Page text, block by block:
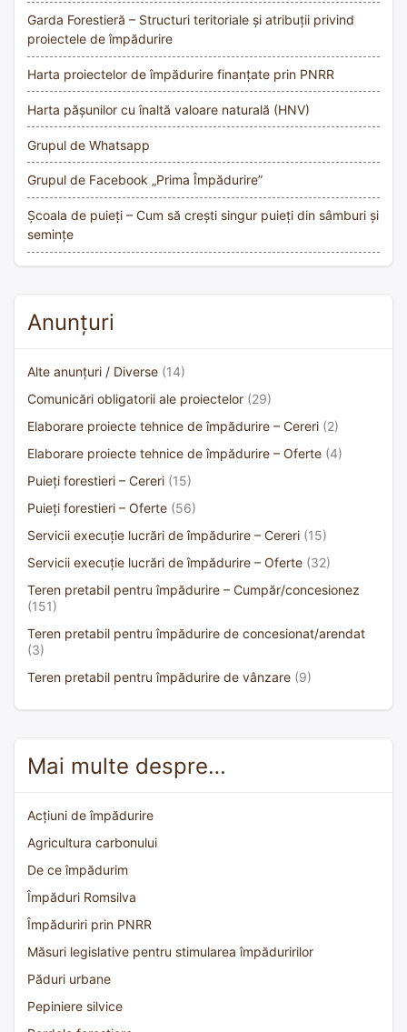
Garda Forestieră – Structuri teritoriale și atribuții privind
proiectele de împădurire
Harta proiectelor de împădurire finanțate prin PNRR
Harta pășunilor cu înaltă valoare naturală (HNV)
Grupul de Whatsapp
Grupul de Facebook „Prima Împădurire”
Școala de puieți – Cum să crești singur puieți din sâmburi și
semințe
Anunțuri
Alte anunțuri / Diverse (14)
Comunicări obligatorii ale proiectelor (29)
Elaborare proiecte tehnice de împădurire – Cereri (2)
Elaborare proiecte tehnice de împădurire – Oferte (4)
Puieți forestieri – Cereri (15)
Puieți forestieri – Oferte (56)
Servicii execuție lucrări de împădurire – Cereri (15)
Servicii execuție lucrări de împădurire – Oferte (32)
Teren pretabil pentru împădurire – Cumpăr/concesionez
(151)
Teren pretabil pentru împădurire de concesionat/arendat
(3)
Teren pretabil pentru împădurire de vânzare (9)
Mai multe despre…
Acțiuni de împădurire
Agricultura carbonului
De ce împădurim
Împăduri Romsilva
Împăduriri prin PNRR
Măsuri legislative pentru stimularea împăduririlor
Păduri urbane
Pepiniere silvice